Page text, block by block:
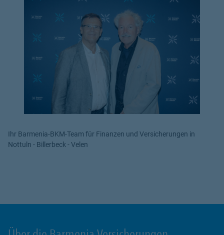
Ihr Barmenia-BKM-Team für Finanzen und Versicherungen in
Nottuln - Billerbeck - Velen